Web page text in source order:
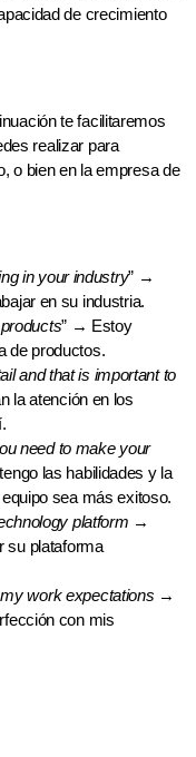
de crecimiento
te facilitaremos
realizar para
o bien en la empresa de
in your industry” →
en su industria.
” → Estoy
de productos.
and that is important to
la atención en los
need to make your
las habilidades y la
sea más exitoso.
platform →
su plataforma
work expectations →
con mis